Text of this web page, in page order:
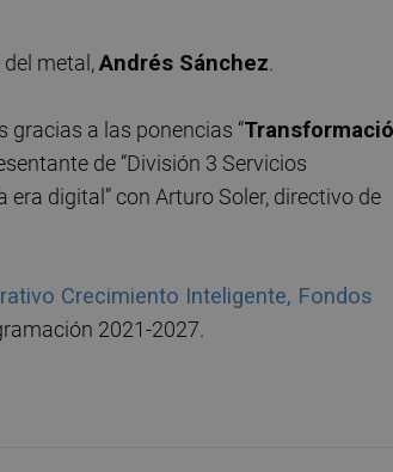
metal,Andrés Sánchez.
a las ponencias “
de “División 3 Servicios
digital” con Arturo Soler, directivo de
Crecimiento Inteligente, Fondos
2021-2027.